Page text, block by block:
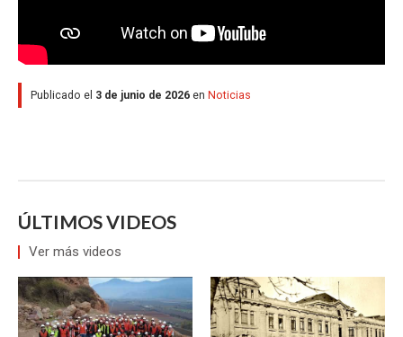
Publicado el 3 de junio de 2026 en Noticias
ÚLTIMOS VIDEOS
Ver más videos